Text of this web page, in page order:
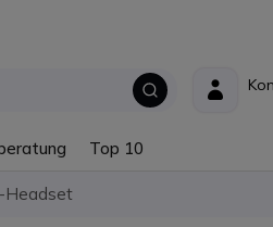
Top 10
Headset